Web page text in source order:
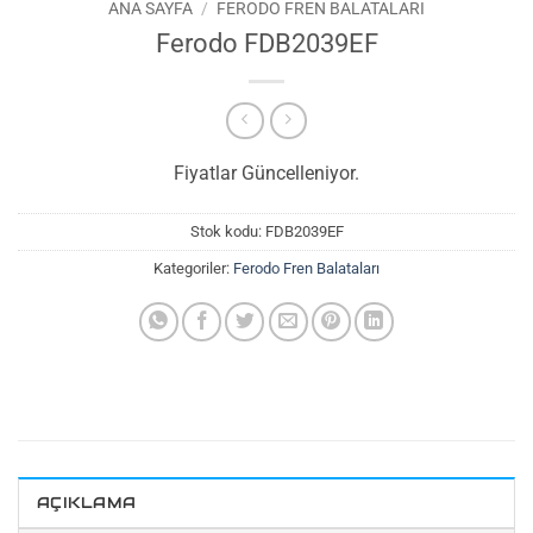
ANA SAYFA / FERODO FREN BALATALARI
Ferodo FDB2039EF
Fiyatlar Güncelleniyor.
Stok kodu: FDB2039EF
Kategoriler: Ferodo Fren Balataları
AÇIKLAMA